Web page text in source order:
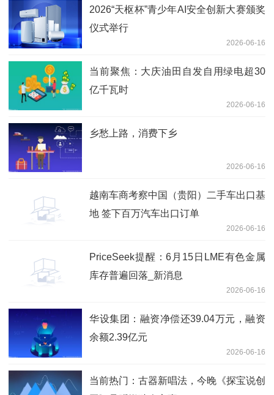
2026“天枢杯”青少年AI安全创新大赛颁奖
仪式举行
2026-06-16
当前聚焦：大庆油田自发自用绿电超30
亿千瓦时
2026-06-16
乡愁上路，消费下乡
2026-06-16
越南车商考察中国（贵阳）二手车出口基
地 签下百万汽车出口订单
2026-06-16
PriceSeek提醒：6月15日LME有色金属
库存普遍回落_新消息
2026-06-16
华设集团：融资净偿还39.04万元，融资
余额2.39亿元
2026-06-16
当前热门：古器新唱法，今晚《探宝说创